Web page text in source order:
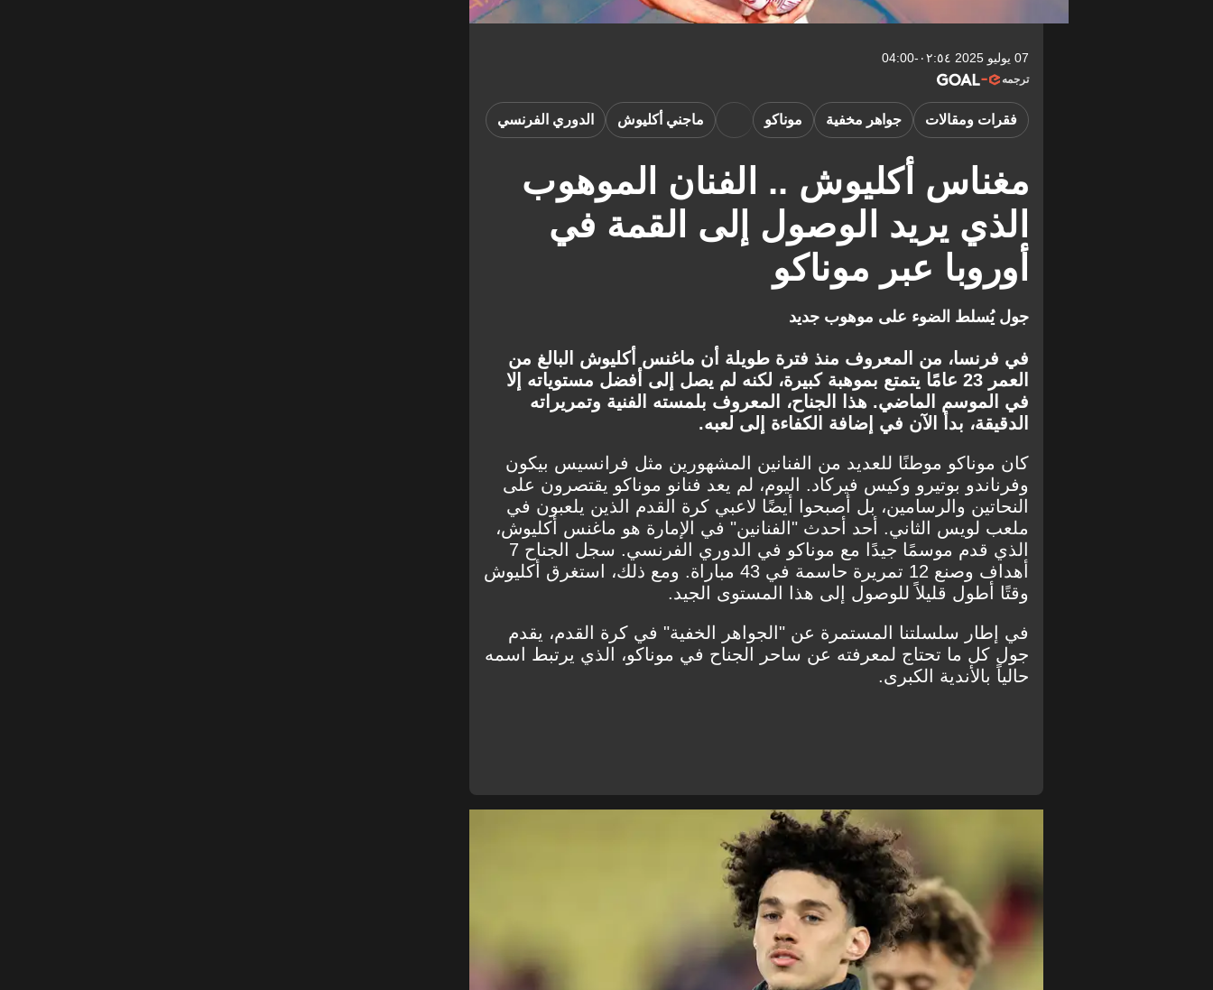
07 يوليو 2025 ٠٢:٥٤-04:00
ترجمه
مغناس أكليوش .. الفنان الموهوب
الذي يريد الوصول إلى القمة في
أوروبا عبر موناكو
فقرات ومقالات جواهر مخفية موناكو ماجني أكليوش الدوري الفرنسي
جول يُسلط الضوء على موهوب جديد
في فرنسا، من المعروف منذ فترة طويلة أن ماغنس أكليوش البالغ من
العمر 23 عامًا يتمتع بموهبة كبيرة، لكنه لم يصل إلى أفضل مستوياته إلا
في الموسم الماضي. هذا الجناح، المعروف بلمسته الفنية وتمريراته
الدقيقة، بدأ الآن في إضافة الكفاءة إلى لعبه.
كان موناكو موطنًا للعديد من الفنانين المشهورين مثل فرانسيس بيكون
وفرناندو بوتيرو وكيس فيركاد. اليوم، لم يعد فنانو موناكو يقتصرون على
النحاتين والرسامين، بل أصبحوا أيضًا لاعبي كرة القدم الذين يلعبون في
ملعب لويس الثاني. أحد أحدث "الفنانين" في الإمارة هو ماغنس أكليوش،
الذي قدم موسمًا جيدًا مع موناكو في الدوري الفرنسي. سجل الجناح 7
أهداف وصنع 12 تمريرة حاسمة في 43 مباراة. ومع ذلك، استغرق أكليوش
وقتًا أطول قليلاً للوصول إلى هذا المستوى الجيد.
في إطار سلسلتنا المستمرة عن "الجواهر الخفية" في كرة القدم، يقدم
جول كل ما تحتاج لمعرفته عن ساحر الجناح في موناكو، الذي يرتبط اسمه
حالياً بالأندية الكبرى.